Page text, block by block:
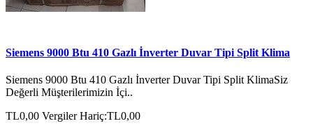
Siemens 9000 Btu 410 Gazlı İnverter Duvar Tipi Split Klima
Siemens 9000 Btu 410 Gazlı İnverter Duvar Tipi Split KlimaSiz
Değerli Müşterilerimizin İçi..
TL0,00 Vergiler Hariç:TL0,00